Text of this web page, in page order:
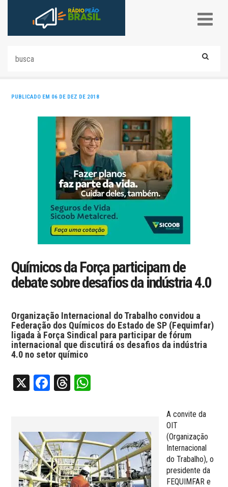
PUBLICADO EM 06 DE DEZ DE 2018
Químicos da Força participam de
debate sobre desafios da indústria 4.0
Organização Internacional do Trabalho convidou a
Federação dos Químicos do Estado de SP (Fequimfar)
ligada à Força Sindical para participar de fórum
internacional que discutirá os desafios da indústria
4.0 no setor químico
X Facebook
Threads
A convite da
OIT
(Organização
Internacional
do Trabalho), o
presidente da
FEQUIMFAR e